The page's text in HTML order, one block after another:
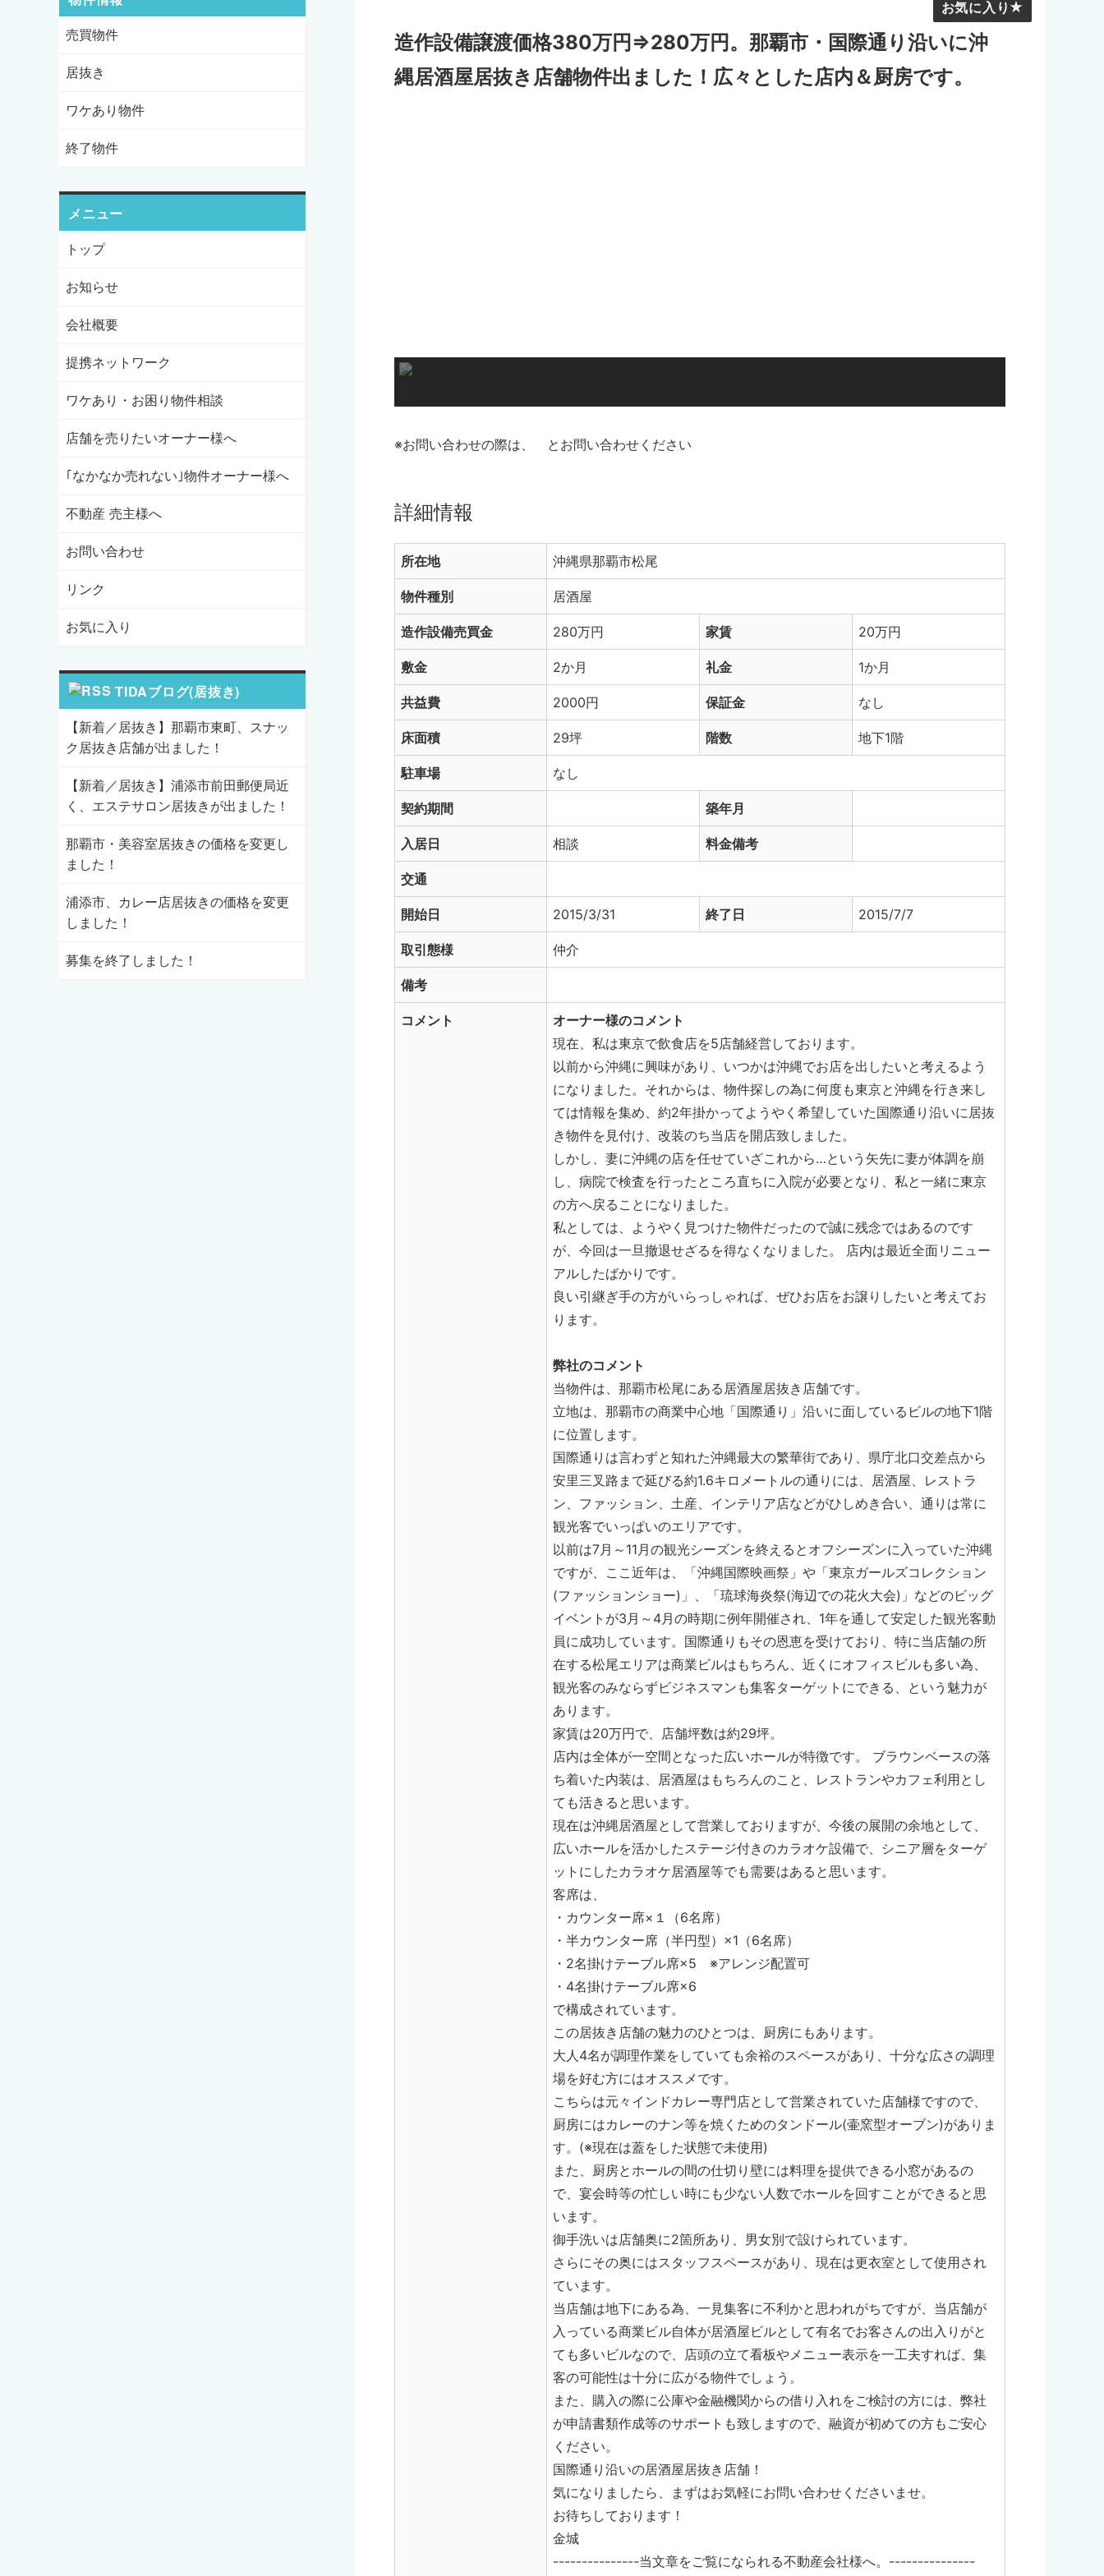
造作設備譲渡価格380万円⇒280万円。那覇市・国際通り沿いに沖
縄居酒屋居抜き店舗物件出ました！広々とした店内＆厨房です。
お気に入り
※お問い合わせの際は、 とお問い合わせください
詳細情報
所在地 沖縄県那覇市松尾
物件種別 居酒屋
造作設備売買金 280万円 家賃 20万円
敷金 2か月 礼金 1か月
共益費 2000円 保証金 なし
床面積 29坪 階数 地下1階
駐車場 なし
契約期間 築年月
入居日 相談 料金備考
交通
開始日 2015/3/31 終了日 2015/7/7
取引態様 仲介
備考
コメント
オーナー様のコメント
現在、私は東京で飲食店を5店舗経営しております。
以前から沖縄に興味があり、いつかは沖縄でお店を出したいと考えるよう
になりました。それからは、物件探しの為に何度も東京と沖縄を行き来し
ては情報を集め、約2年掛かってようやく希望していた国際通り沿いに居抜
き物件を見付け、改装のち当店を開店致しました。
しかし、妻に沖縄の店を任せていざこれから…という矢先に妻が体調を崩
し、病院で検査を行ったところ直ちに入院が必要となり、私と一緒に東京
の方へ戻ることになりました。
私としては、ようやく見つけた物件だったので誠に残念ではあるのです
が、今回は一旦撤退せざるを得なくなりました。 店内は最近全面リニュー
アルしたばかりです。
良い引継ぎ手の方がいらっしゃれば、ぜひお店をお譲りしたいと考えてお
ります。
弊社のコメント
当物件は、那覇市松尾にある居酒屋居抜き店舗です。
立地は、那覇市の商業中心地「国際通り」沿いに面しているビルの地下1階
に位置します。
国際通りは言わずと知れた沖縄最大の繁華街であり、県庁北口交差点から
安里三叉路まで延びる約1.6キロメートルの通りには、居酒屋、レストラ
ン、ファッション、土産、インテリア店などがひしめき合い、通りは常に
観光客でいっぱいのエリアです。
以前は7月～11月の観光シーズンを終えるとオフシーズンに入っていた沖縄
ですが、ここ近年は、「沖縄国際映画祭」や「東京ガールズコレクション
(ファッションショー)」、「琉球海炎祭(海辺での花火大会)」などのビッグ
イベントが3月～4月の時期に例年開催され、1年を通して安定した観光客動
員に成功しています。国際通りもその恩恵を受けており、特に当店舗の所
在する松尾エリアは商業ビルはもちろん、近くにオフィスビルも多い為、
観光客のみならずビジネスマンも集客ターゲットにできる、という魅力が
あります。
家賃は20万円で、店舗坪数は約29坪。
店内は全体が一空間となった広いホールが特徴です。 ブラウンベースの落
ち着いた内装は、居酒屋はもちろんのこと、レストランやカフェ利用とし
ても活きると思います。
現在は沖縄居酒屋として営業しておりますが、今後の展開の余地として、
広いホールを活かしたステージ付きのカラオケ設備で、シニア層をターゲ
ットにしたカラオケ居酒屋等でも需要はあると思います。
客席は、
・カウンター席×１（6名席）
・半カウンター席（半円型）×1（6名席）
・2名掛けテーブル席×5 ※アレンジ配置可
・4名掛けテーブル席×6
で構成されています。
この居抜き店舗の魅力のひとつは、厨房にもあります。
大人4名が調理作業をしていても余裕のスペースがあり、十分な広さの調理
場を好む方にはオススメです。
こちらは元々インドカレー専門店として営業されていた店舗様ですので、
厨房にはカレーのナン等を焼くためのタンドール(壷窯型オーブン)がありま
す。(※現在は蓋をした状態で未使用)
また、厨房とホールの間の仕切り壁には料理を提供できる小窓があるの
で、宴会時等の忙しい時にも少ない人数でホールを回すことができると思
います。
御手洗いは店舗奥に2箇所あり、男女別で設けられています。
さらにその奥にはスタッフスペースがあり、現在は更衣室として使用され
ています。
当店舗は地下にある為、一見集客に不利かと思われがちですが、当店舗が
入っている商業ビル自体が居酒屋ビルとして有名でお客さんの出入りがと
ても多いビルなので、店頭の立て看板やメニュー表示を一工夫すれば、集
客の可能性は十分に広がる物件でしょう。
また、購入の際に公庫や金融機関からの借り入れをご検討の方には、弊社
が申請書類作成等のサポートも致しますので、融資が初めての方もご安心
ください。
国際通り沿いの居酒屋居抜き店舗！
気になりましたら、まずはお気軽にお問い合わせくださいませ。
お待ちしております！
金城
---------------当文章をご覧になられる不動産会社様へ。---------------
売買物件
居抜き
ワケあり物件
終了物件
メニュー
トップ
お知らせ
会社概要
提携ネットワーク
ワケあり・お困り物件相談
店舗を売りたいオーナー様へ
｢なかなか売れない｣物件オーナー様へ
不動産 売主様へ
お問い合わせ
リンク
お気に入り
TIDAブログ(居抜き)
【新着／居抜き】那覇市東町、スナッ
ク居抜き店舗が出ました！
【新着／居抜き】浦添市前田郵便局近
く、エステサロン居抜きが出ました！
那覇市・美容室居抜きの価格を変更し
ました！
浦添市、カレー店居抜きの価格を変更
しました！
募集を終了しました！